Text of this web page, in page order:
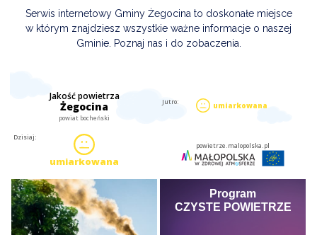
Serwis internetowy Gminy Żegocina to doskonałe miejsce
w którym znajdziesz wszystkie ważne informacje o naszej
Gminie. Poznaj nas i do zobaczenia.